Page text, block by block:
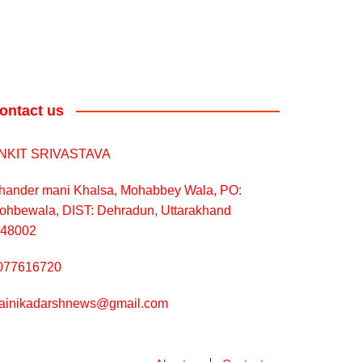
us
SRIVASTAVA
mani Khalsa, Mohabbey Wala, PO:
DIST: Dehradun, Uttarakhand